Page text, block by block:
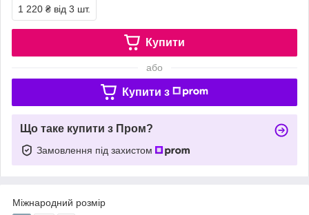
1 220 ₴ від 3 шт.
Купити
або
Купити з
Що таке купити з Пром?
Замовлення під захистом
Міжнародний розмір